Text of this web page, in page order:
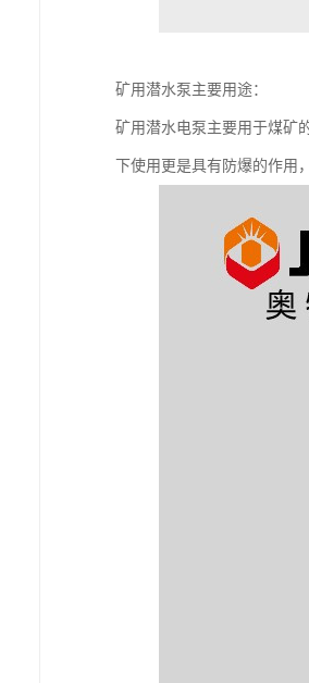
矿用潜水泵主要用途：
矿用潜水电泵主要用于煤矿
下使用更是具有防爆的作用